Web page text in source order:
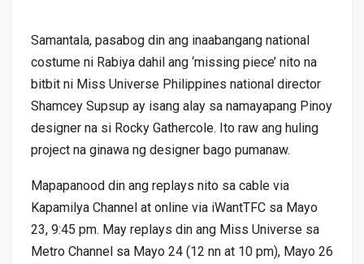
Samantala, pasabog din ang inaabangang national
costume ni Rabiya dahil ang ‘missing piece’ nito na
bitbit ni Miss Universe Philippines national director
Shamcey Supsup ay isang alay sa namayapang Pinoy
designer na si Rocky Gathercole. Ito raw ang huling
project na ginawa ng designer bago pumanaw.
Mapapanood din ang replays nito sa cable via
Kapamilya Channel at online via iWantTFC sa Mayo
23, 9:45 pm. May replays din ang Miss Universe sa
Metro Channel sa Mayo 24 (12 nn at 10 pm), Mayo 26